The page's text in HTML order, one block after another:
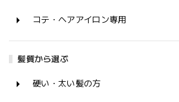
コテ・ヘアアイロン専用
髪質から選ぶ
硬い・太い髪の方